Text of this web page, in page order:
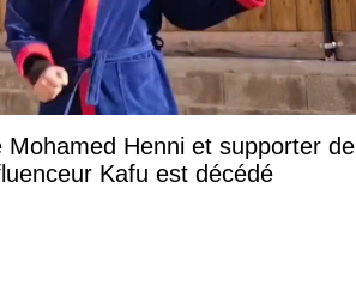
Mohamed Henni et supporter de
Kafu est décédé